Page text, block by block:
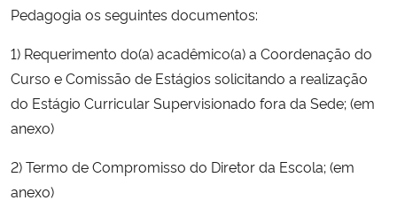
Ministério da Ciência, Tecnologia, Inovações e Comunicações
Ministério do Meio Ambiente
Ministério do Turismo
Pedagogia os seguintes documentos:
1) Requerimento do(a) acadêmico(a) a Coordenação do
Curso e Comissão de Estágios solicitando a realização
do Estágio Curricular Supervisionado fora da Sede; (em
anexo)
2) Termo de Compromisso do Diretor da Escola; (em
anexo)